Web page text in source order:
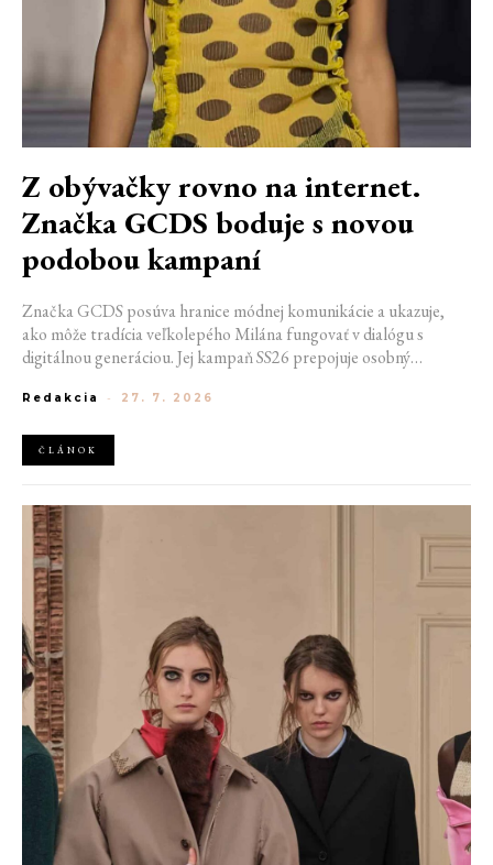
Z obývačky rovno na internet.
Značka GCDS boduje s novou
podobou kampaní
Značka GCDS posúva hranice módnej komunikácie a ukazuje,
ako môže tradícia veľkolepého Milána fungovať v dialógu s
digitálnou generáciou. Jej kampaň SS26 prepojuje osobný
spôsob, akým dnes módu vnímame a zdieľame. Zároveň
trendy a vytvárať autentické spojenie medzi módou, digitálnym
prostredím a každodenným životom mladej generácie.
Redakcia - 27. 7. 2026
ČLÁNOK